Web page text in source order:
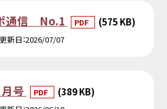
通信 No.1 PDF (575 KB)
更新日 2026/07/07
号 PDF (389 KB)